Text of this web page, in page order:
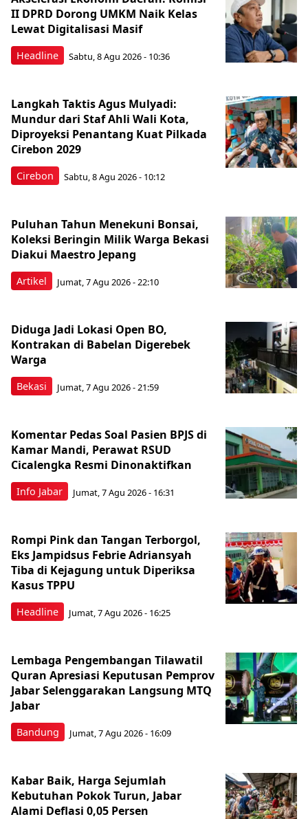
Headline
II DPRD Dorong UMKM Naik Kelas
Lewat Digitalisasi Masif
Sabtu, 8 Agu 2026 - 10:36
Cirebon
Langkah Taktis Agus Mulyadi:
Mundur dari Staf Ahli Wali Kota,
Diproyeksi Penantang Kuat Pilkada
Cirebon 2029
Sabtu, 8 Agu 2026 - 10:12
Artikel
Puluhan Tahun Menekuni Bonsai,
Koleksi Beringin Milik Warga Bekasi
Diakui Maestro Jepang
Jumat, 7 Agu 2026 - 22:10
Bekasi
Diduga Jadi Lokasi Open BO,
Kontrakan di Babelan Digerebek
Warga
Jumat, 7 Agu 2026 - 21:59
Info Jabar
Komentar Pedas Soal Pasien BPJS di
Kamar Mandi, Perawat RSUD
Cicalengka Resmi Dinonaktifkan
Jumat, 7 Agu 2026 - 16:31
Headline
Rompi Pink dan Tangan Terborgol,
Eks Jampidsus Febrie Adriansyah
Tiba di Kejagung untuk Diperiksa
Kasus TPPU
Jumat, 7 Agu 2026 - 16:25
Bandung
Lembaga Pengembangan Tilawatil
Quran Apresiasi Keputusan Pemprov
Jabar Selenggarakan Langsung MTQ
Jabar
Jumat, 7 Agu 2026 - 16:09
Kabar Baik, Harga Sejumlah
Kebutuhan Pokok Turun, Jabar
Alami Deflasi 0,05 Persen